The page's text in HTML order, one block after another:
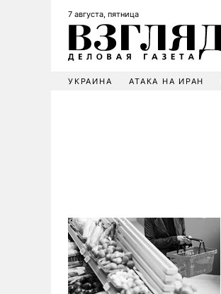
7 августа, пятница
УКРАИНА АТАКА НА ИРАН